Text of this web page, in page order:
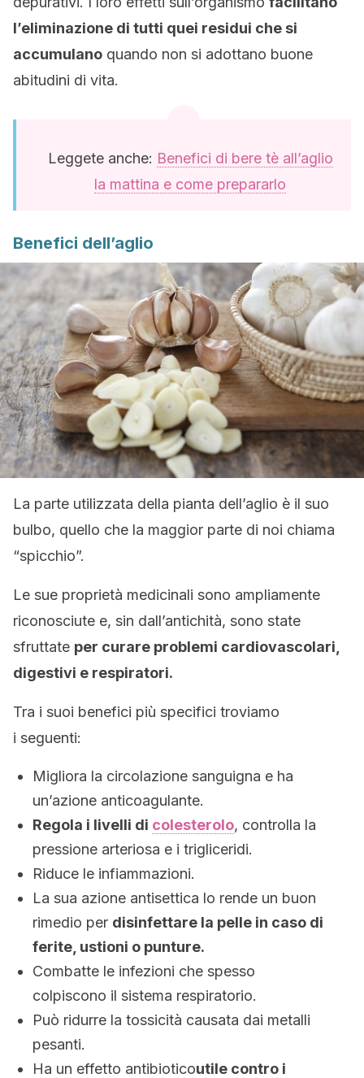
l’eliminazione di tutti quei residui che si
accumulano quando non si adottano buone
abitudini di vita.
Leggete anche: Benefici di bere tè all’aglio
la mattina e come prepararlo
Benefici dell’aglio
La parte utilizzata della pianta dell’aglio è il suo
bulbo, quello che la maggior parte di noi chiama
“spicchio”.
Le sue proprietà medicinali sono ampliamente
riconosciute e, sin dall’antichità, sono state
sfruttate per curare problemi cardiovascolari,
digestivi e respiratori.
Tra i suoi benefici più specifici troviamo
i seguenti:
Migliora la circolazione sanguigna e ha
un’azione anticoagulante.
Regola i livelli di colesterolo, controlla la
pressione arteriosa e i trigliceridi.
Riduce le infiammazioni.
La sua azione antisettica lo rende un buon
rimedio per disinfettare la pelle in caso di
ferite, ustioni o punture.
Combatte le infezioni che spesso
colpiscono il sistema respiratorio.
Può ridurre la tossicità causata dai metalli
pesanti.
Ha un effetto antibioticoutile contro i